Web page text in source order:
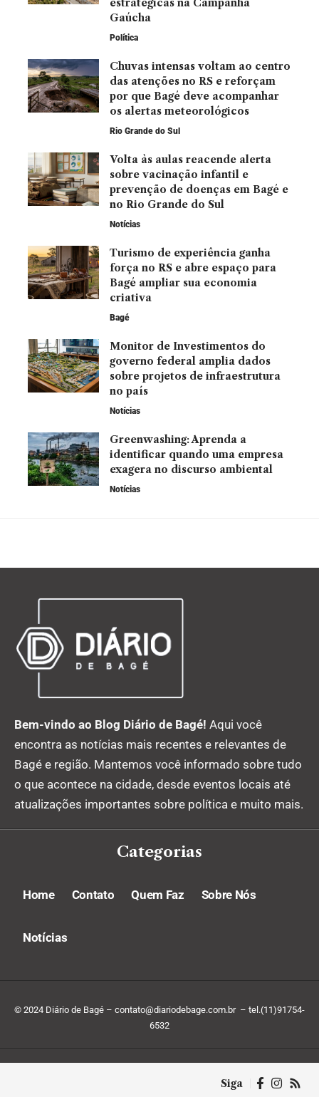
Gaúcha
Política
Chuvas intensas voltam ao centro
das atenções no RS e reforçam
por que Bagé deve acompanhar
os alertas meteorológicos
Rio Grande do Sul
Volta às aulas reacende alerta
sobre vacinação infantil e
prevenção de doenças em Bagé e
no Rio Grande do Sul
Notícias
Turismo de experiência ganha
força no RS e abre espaço para
Bagé ampliar sua economia
criativa
Bagé
Monitor de Investimentos do
governo federal amplia dados
sobre projetos de infraestrutura
no país
Notícias
Greenwashing: Aprenda a
identificar quando uma empresa
exagera no discurso ambiental
Notícias
Bem-vindo ao Blog Diário de Bagé! Aqui você
encontra as notícias mais recentes e relevantes de
Bagé e região. Mantemos você informado sobre tudo
o que acontece na cidade, desde eventos locais até
atualizações importantes sobre política e muito mais.
Categorias
Home Contato Quem Faz Sobre Nós
Notícias
© 2024 Diário de Bagé – contato@diariodebage.com.br– tel.(11)91754-
6532
Siga